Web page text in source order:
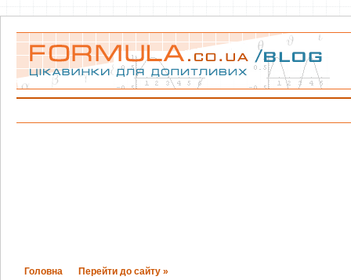
Головна Перейти до сайту »